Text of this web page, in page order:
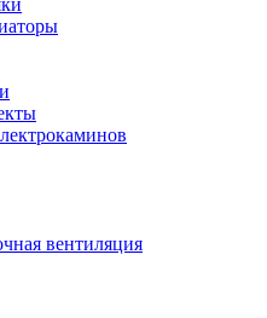
вентиляция